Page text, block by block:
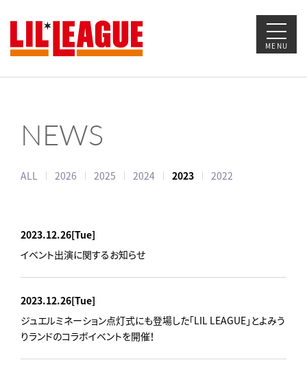
MENU
NEWS
ALL 2026 2025 2024 2023 2022
2023.12.26[Tue]
イベント出演に関するお知らせ
2023.12.26[Tue]
ジュエルミネーション点灯式にも登場した「LIL LEAGUE」とよみう
りランドのコラボイベントを開催！